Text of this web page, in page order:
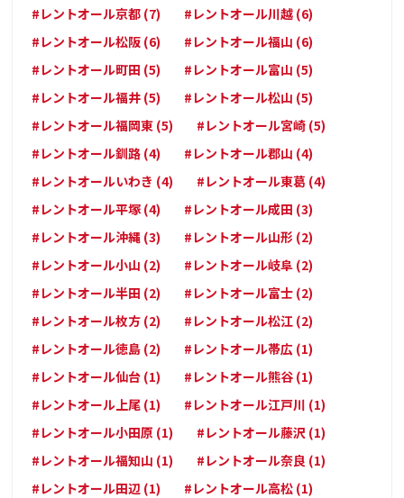
#レントオール京都 (7)
#レントオール川越 (6)
#レントオール松阪 (6)
#レントオール福山 (6)
#レントオール町田 (5)
#レントオール富山 (5)
#レントオール福井 (5)
#レントオール松山 (5)
#レントオール福岡東 (5)
#レントオール宮崎 (5)
#レントオール釧路 (4)
#レントオール郡山 (4)
#レントオールいわき (4)
#レントオール東葛 (4)
#レントオール平塚 (4)
#レントオール成田 (3)
#レントオール沖縄 (3)
#レントオール山形 (2)
#レントオール小山 (2)
#レントオール岐阜 (2)
#レントオール半田 (2)
#レントオール富士 (2)
#レントオール枚方 (2)
#レントオール松江 (2)
#レントオール徳島 (2)
#レントオール帯広 (1)
#レントオール仙台 (1)
#レントオール熊谷 (1)
#レントオール上尾 (1)
#レントオール江戸川 (1)
#レントオール小田原 (1)
#レントオール藤沢 (1)
#レントオール福知山 (1)
#レントオール奈良 (1)
#レントオール田辺 (1)
#レントオール高松 (1)